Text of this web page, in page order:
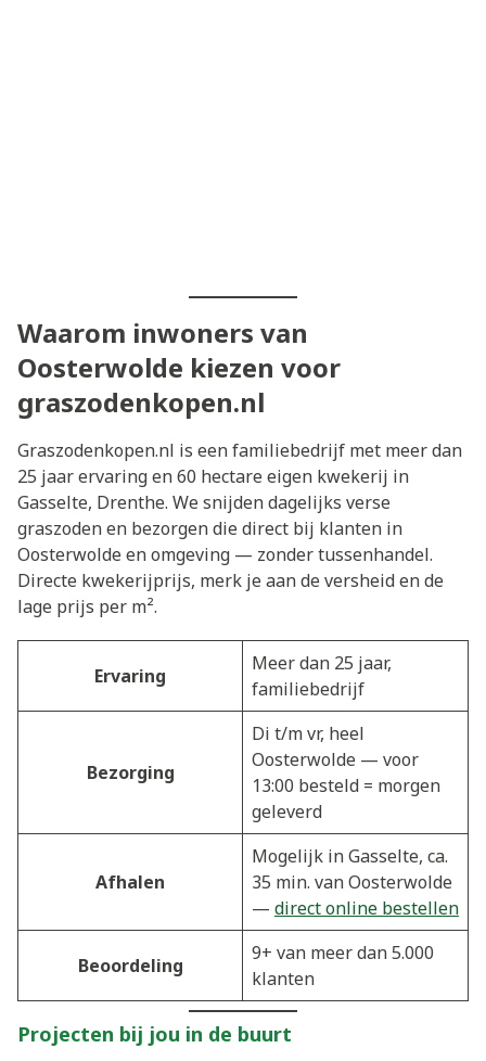
Waarom inwoners van
Oosterwolde kiezen voor
graszodenkopen.nl
Graszodenkopen.nl is een familiebedrijf met meer dan
25 jaar ervaring en 60 hectare eigen kwekerij in
Gasselte, Drenthe. We snijden dagelijks verse
graszoden en bezorgen die direct bij klanten in
Oosterwolde en omgeving — zonder tussenhandel.
Directe kwekerijprijs, merk je aan de versheid en de
lage prijs per m².
Ervaring
Meer dan 25 jaar,
familiebedrijf
Bezorging
Di t/m vr, heel
Oosterwolde — voor
13:00 besteld = morgen
geleverd
Afhalen
Mogelijk in Gasselte, ca.
35 min. van Oosterwolde
— direct online bestellen
Beoordeling
9+ van meer dan 5.000
klanten
Projecten bij jou in de buurt